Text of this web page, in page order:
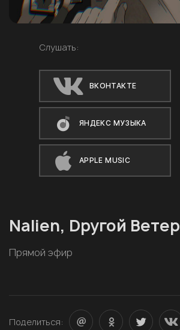
Слушать:
ВКОНТАКТЕ
ЯНДЕКС МУЗЫКА
APPLE MUSIC
Nalien, Dругой Ветер
Прямой эфир
Поделиться: